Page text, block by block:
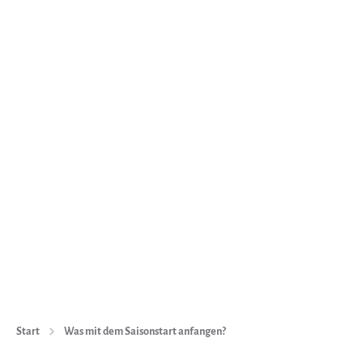
Start Was mit dem Saisonstart anfangen?